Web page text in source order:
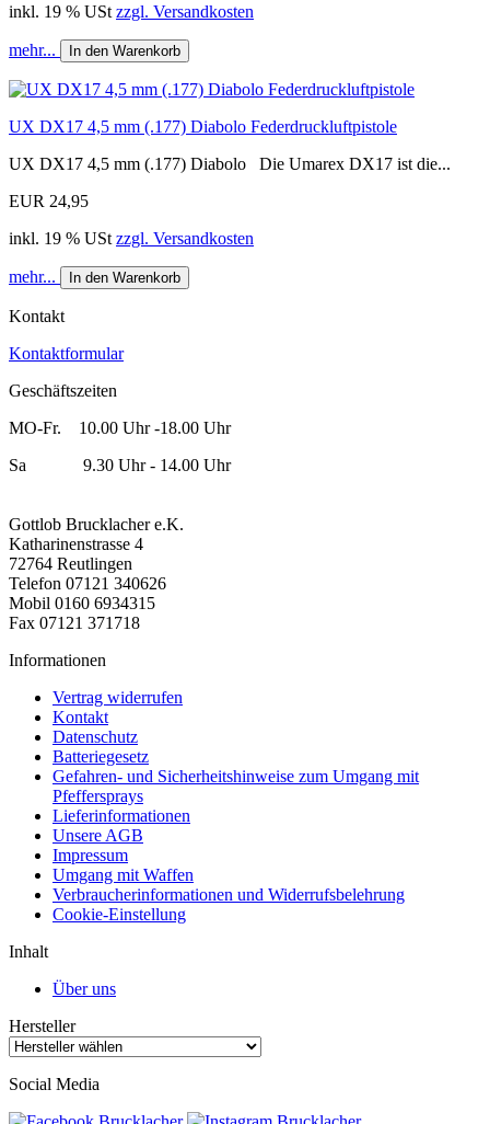
inkl. 19 % USt zzgl. Versandkosten
mehr... In den Warenkorb
UX DX17 4,5 mm (.177) Diabolo Federdruckluftpistole
UX DX17 4,5 mm (.177) Diabolo Die Umarex DX17 ist die...
EUR 24,95
inkl. 19 % USt zzgl. Versandkosten
mehr... In den Warenkorb
Kontakt
Kontaktformular
Geschäftszeiten
MO-Fr. 10.00 Uhr -18.00 Uhr
Sa 9.30 Uhr - 14.00 Uhr
Gottlob Brucklacher e.K.
Katharinenstrasse 4
72764 Reutlingen
Telefon 07121 340626
Mobil 0160 6934315
Fax 07121 371718
Informationen
Vertrag widerrufen
Kontakt
Datenschutz
Batteriegesetz
Gefahren- und Sicherheitshinweise zum Umgang mit
Pfeffersprays
Lieferinformationen
Unsere AGB
Impressum
Umgang mit Waffen
Verbraucherinformationen und Widerrufsbelehrung
Cookie-Einstellung
Inhalt
Über uns
Hersteller
Social Media